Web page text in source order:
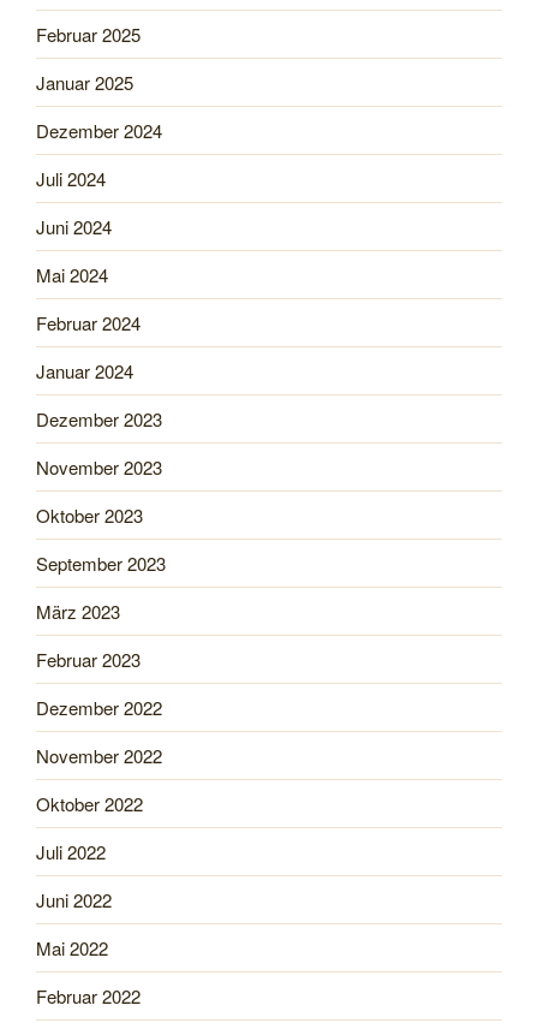
Februar 2025
Januar 2025
Dezember 2024
Juli 2024
Juni 2024
Mai 2024
Februar 2024
Januar 2024
Dezember 2023
November 2023
Oktober 2023
September 2023
März 2023
Februar 2023
Dezember 2022
November 2022
Oktober 2022
Juli 2022
Juni 2022
Mai 2022
Februar 2022